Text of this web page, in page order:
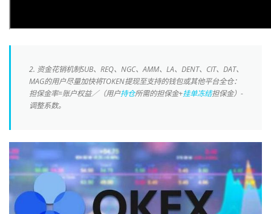
2. 资金花销机制SUB、REQ、NGC、AMM、LA、DENT、CIT、DAT、
MAG的用户尽量加快将TOKEN提现至支持的钱包或其他平台全仓：
担保金率=账户权益／（用户持仓所需的担保金+挂单冻结担保金）-
调整系数。